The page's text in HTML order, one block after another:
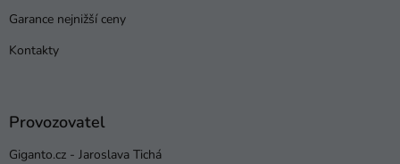
Garance nejnižší ceny
Kontakty
Provozovatel
Giganto.cz - Jaroslava Tichá